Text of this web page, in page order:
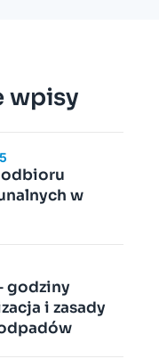
wpisy
w
godziny
i zasady